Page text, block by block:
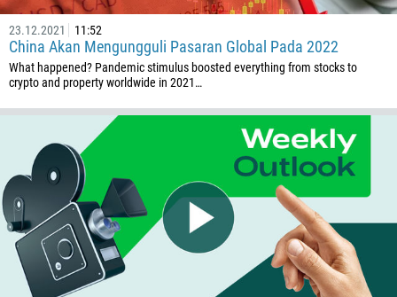
23.12.2021 11:52
China Akan Mengungguli Pasaran Global Pada 2022
What happened? Pandemic stimulus boosted everything from stocks to
crypto and property worldwide in 2021…
376
244
1264
1268
374
297
61
43
994
Masukkan komen anda, jika perlu
HUBUNGI SAYA SEMULA